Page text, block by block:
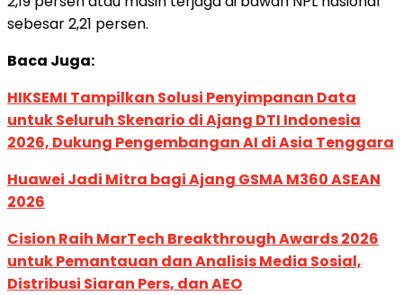
sebesar 2,21 persen.
Baca Juga:
HIKSEMI Tampilkan Solusi Penyimpanan Data
untuk Seluruh Skenario di Ajang DTI Indonesia
2026, Dukung Pengembangan AI di Asia Tenggara
Huawei Jadi Mitra bagi Ajang GSMA M360 ASEAN
2026
Cision Raih MarTech Breakthrough Awards 2026
untuk Pemantauan dan Analisis Media Sosial,
Distribusi Siaran Pers, dan AEO